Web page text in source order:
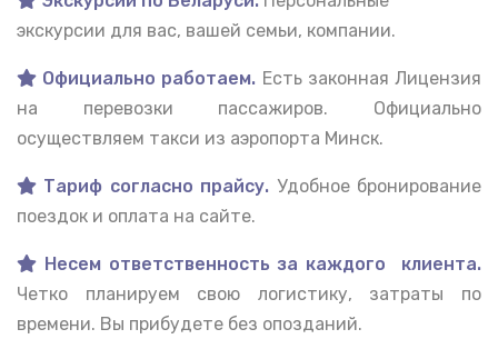
экскурсии для вас, вашей семьи, компании.
Официально работаем. Есть законная Лицензия
на перевозки пассажиров. Официально
осуществляем такси из аэропорта Минск.
Тариф согласно прайсу. Удобное бронирование
поездок и оплата на сайте.
Несем ответственность за каждого клиента.
Четко планируем свою логистику, затраты по
времени. Вы прибудете без опозданий.